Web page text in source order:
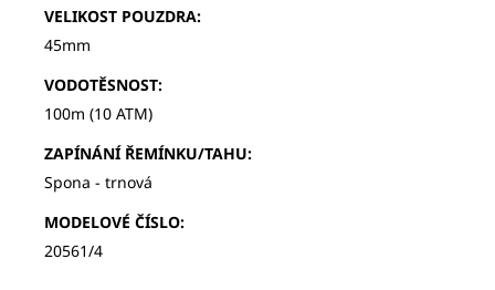
VELIKOST POUZDRA:
45mm
VODOTĚSNOST:
100m (10 ATM)
ZAPÍNÁNÍ ŘEMÍNKU/TAHU:
Spona - trnová
MODELOVÉ ČÍSLO:
20561/4